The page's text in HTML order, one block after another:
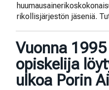
rikollisjärjestön jäseniä.
Vuonna
opiskelija
ulkoa Porin